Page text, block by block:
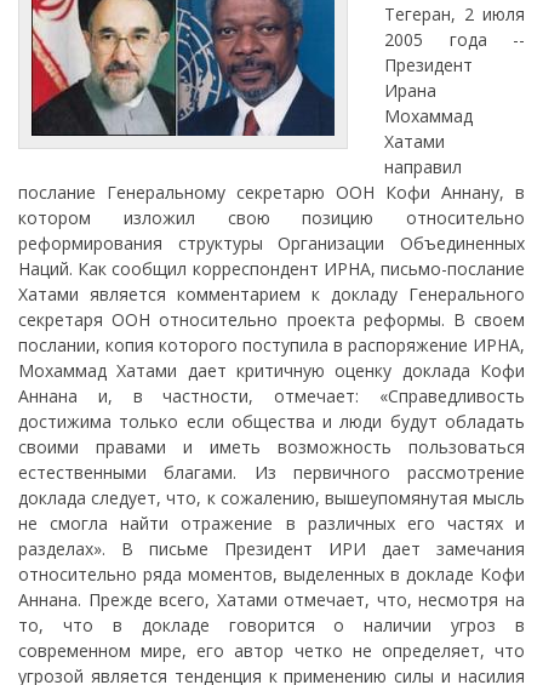
Тегеран, 2 июля
2005 года --
Президент
Ирана
Мохаммад
Хатами
направил
послание Генеральному секретарю ООН Кофи Аннану, в
котором изложил свою позицию относительно
реформирования структуры Организации Объединенных
Наций. Как сообщил корреспондент ИРНА, письмо-послание
Хатами является комментарием к докладу Генерального
секретаря ООН относительно проекта реформы. В своем
послании, копия которого поступила в распоряжение ИРНА,
Мохаммад Хатами дает критичную оценку доклада Кофи
Аннана и, в частности, отмечает: «Справедливость
достижима только если общества и люди будут обладать
своими правами и иметь возможность пользоваться
естественными благами. Из первичного рассмотрение
доклада следует, что, к сожалению, вышеупомянутая мысль
не смогла найти отражение в различных его частях и
разделах». В письме Президент ИРИ дает замечания
относительно ряда моментов, выделенных в докладе Кофи
Аннана. Прежде всего, Хатами отмечает, что, несмотря на
то, что в докладе говорится о наличии угроз в
современном мире, его автор четко не определяет, что
угрозой является тенденция к применению силы и насилия